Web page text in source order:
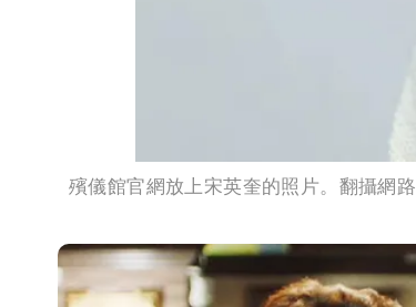
殯儀館官網放上宋英奎的照片。翻攝網路